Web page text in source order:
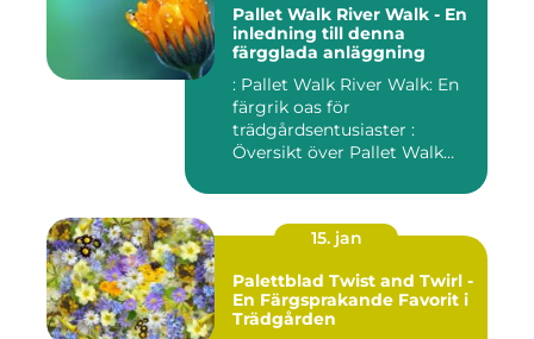
Pallet Walk River Walk - En
inledning till denna
färgglada anläggning
: Pallet Walk River Walk: En
färgrik oas för
trädgårdsentusiaster :
Översikt över Pallet Walk
15. jan
Palettblad Twist and Twirl -
En Färgsprakande Favorit i
Trädgården